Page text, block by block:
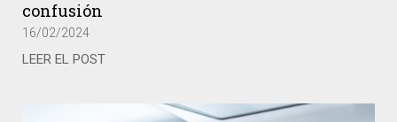
confusión
16/02/2024
LEER EL POST